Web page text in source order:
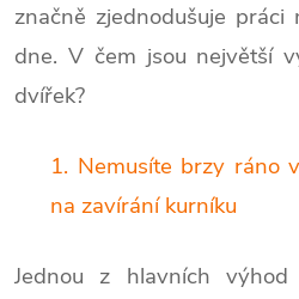
značně zjednodušuje
dne. V čem jsou největší
dvířek?
1. Nemusíte brzy ráno
na zavírání kurníku
Jednou z hlavních